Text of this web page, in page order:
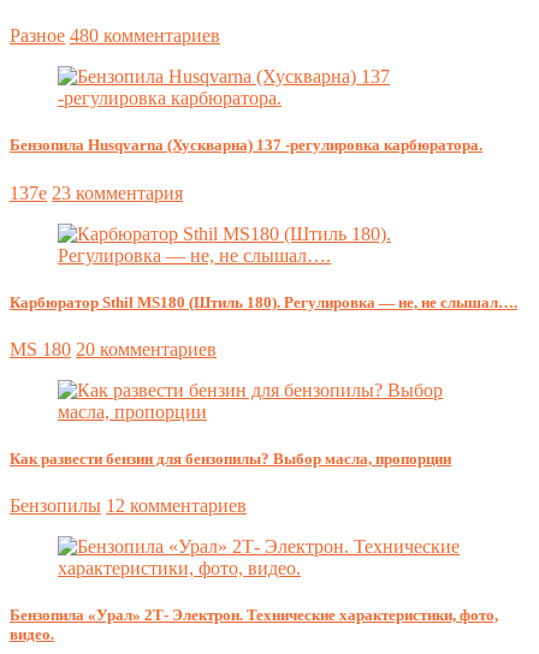
Разное 480 комментариев
Бензопила Husqvarna (Хускварна) 137 -регулировка карбюратора.
137e 23 комментария
Карбюратор Sthil MS180 (Штиль 180). Регулировка — не, не слышал….
MS 180 20 комментариев
Как развести бензин для бензопилы? Выбор масла, пропорции
Бензопилы 12 комментариев
Бензопила «Урал» 2Т- Электрон. Технические характеристики, фото,
видео.